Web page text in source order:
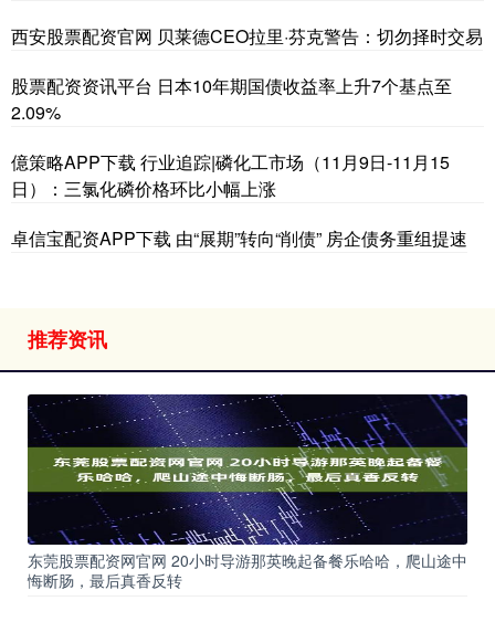
西安股票配资官网 贝莱德CEO拉里·芬克警告：切勿择时交易
股票配资资讯平台 日本10年期国债收益率上升7个基点至
2.09%
億策略APP下载 行业追踪|磷化工市场（11月9日-11月15
日）：三氯化磷价格环比小幅上涨
卓信宝配资APP下载 由“展期”转向“削债” 房企债务重组提速
推荐资讯
东莞股票配资网官网 20小时导游那英晚起备餐乐哈哈，爬山途中
悔断肠，最后真香反转